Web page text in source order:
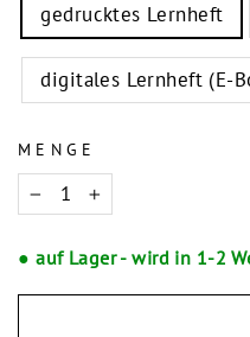
gedrucktes Lernheft
digitales Lernheft (E-
MENGE
− +
● auf Lager - wird in 1-2